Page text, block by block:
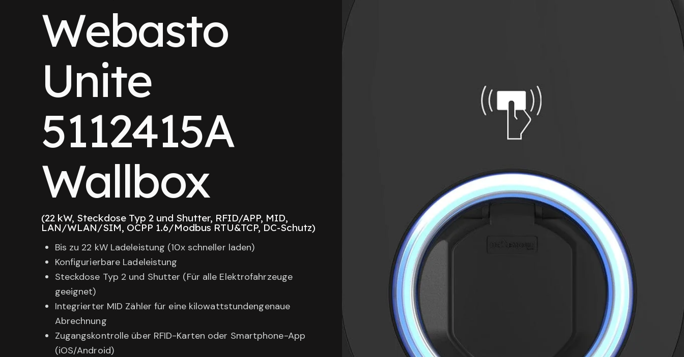
Webasto
Unite
5112415A
Wallbox
(22 kW, Steckdose Typ 2 und Shutter, RFID/APP, MID,
LAN/WLAN/SIM, OCPP 1.6/Modbus RTU&TCP, DC-Schutz)
Bis zu 22 kW Ladeleistung (10x schneller laden)
Konfigurierbare Ladeleistung
Steckdose Typ 2 und Shutter (Für alle Elektrofahrzeuge
geeignet)
Integrierter MID Zähler für eine kilowattstundengenaue
Abrechnung
Zugangskontrolle über RFID-Karten oder Smartphone-App
(iOS/Android)